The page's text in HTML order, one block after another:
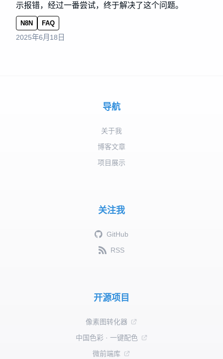
示报错，经过一番尝试，终于解决了这个问题。
N8N FAQ
2025年6月18日
导航
关于我
博客文章
项目展示
关注我
GitHub
RSS
开源项目
像素图转化器
中国色彩 · 一键配色
微前端库